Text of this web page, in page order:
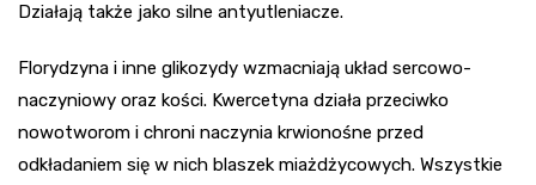
Działają także jako silne antyutleniacze.
Florydzyna i inne glikozydy wzmacniają układ sercowo-
naczyniowy oraz kości. Kwercetyna działa przeciwko
nowotworom i chroni naczynia krwionośne przed
odkładaniem się w nich blaszek miażdżycowych. Wszystkie